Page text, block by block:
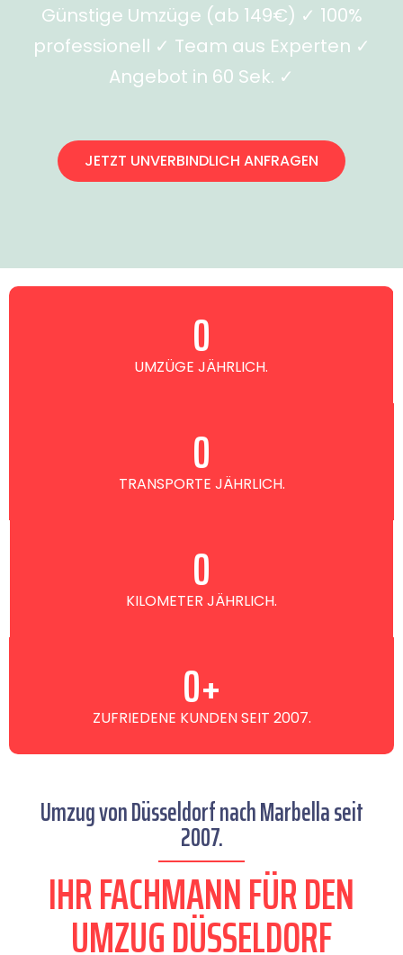
Günstige Umzüge (ab 149€) ✓ 100%
professionell ✓ Team aus Experten ✓
Angebot in 60 Sek. ✓
JETZT UNVERBINDLICH ANFRAGEN
UMZÜGE JÄHRLICH.
0
TRANSPORTE JÄHRLICH.
0
KILOMETER JÄHRLICH.
0
ZUFRIEDENE KUNDEN SEIT 2007.
0+
Umzug von Düsseldorf nach Marbella seit
2007.
IHR FACHMANN FÜR DEN
UMZUG DÜSSELDORF